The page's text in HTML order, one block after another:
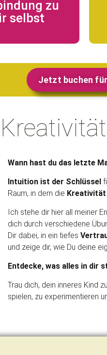
zu
selbst
Jetzt buchen
Wann hast du das letzte
Intuition ist der Schlüssel
Raum, in dem die Kreativität
Ich stehe dir hier all meiner
dich durch verschiedene
Dir dabei, in ein tiefes
und zeige dir, wie Du deine
Entdecke, was alles in dir
Trau dich, dein inneres Kind
spielen, zu experimentieren